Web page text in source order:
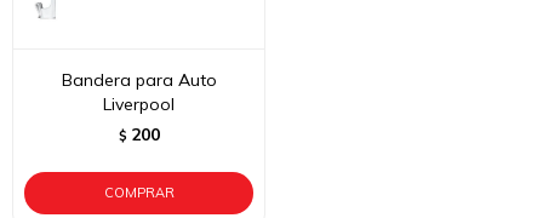
Bandera para Auto
Liverpool
$ 200